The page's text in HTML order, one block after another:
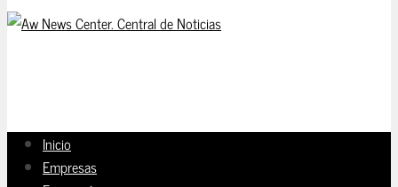
Inicio
Empresas